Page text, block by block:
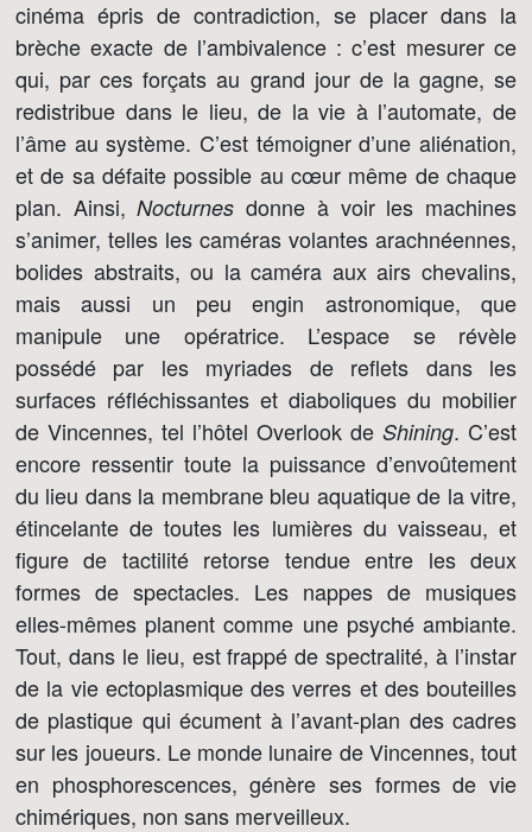
cinéma épris de contradiction, se placer dans la
brèche exacte de l’ambivalence : c’est mesurer ce
qui, par ces forçats au grand jour de la gagne, se
redistribue dans le lieu, de la vie à l’automate, de
l’âme au système. C’est témoigner d’une aliénation,
et de sa défaite possible au cœur même de chaque
plan. Ainsi,Nocturnes donne à voir les machines
s’animer, telles les caméras volantes arachnéennes,
bolides abstraits, ou la caméra aux airs chevalins,
mais aussi un peu engin astronomique, que
manipule une opératrice. L’espace se révèle
possédé par les myriades de reflets dans les
surfaces réfléchissantes et diaboliques du mobilier
de Vincennes, tel l’hôtel Overlook de Shining. C’est
encore ressentir toute la puissance d’envoûtement
du lieu dans la membrane bleu aquatique de la vitre,
étincelante de toutes les lumières du vaisseau, et
figure de tactilité retorse tendue entre les deux
formes de spectacles. Les nappes de musiques
elles-mêmes planent comme une psyché ambiante.
Tout, dans le lieu, est frappé de spectralité, à l’instar
de la vie ectoplasmique des verres et des bouteilles
de plastique qui écument à l’avant-plan des cadres
sur les joueurs. Le monde lunaire de Vincennes, tout
en phosphorescences, génère ses formes de vie
chimériques, non sans merveilleux.